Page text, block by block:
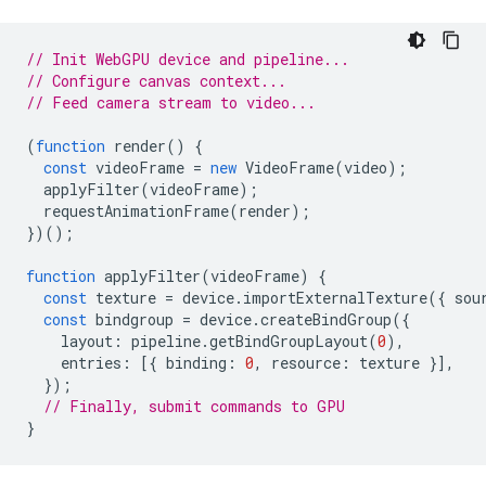
// Init WebGPU device and pipeline...
// Configure canvas context...
// Feed camera stream to video...
(function render()
{
const videoFrame = new VideoFrame(video);
applyFilter(videoFrame);
requestAnimationFrame(render);
})();
function applyFilter(videoFrame)
{
const texture = device. importExternalTexture({
const bindgroup = device.createBindGroup({
layout : pipeline.getBindGroupLayout(0),
entries : [{ binding : 0, resource : texture }],
});
// Finally, submit commands to GPU
}